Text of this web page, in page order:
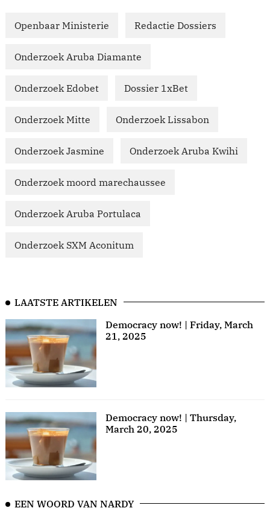
Openbaar Ministerie Redactie Dossiers
Onderzoek Aruba Diamante
Onderzoek Edobet Dossier 1xBet
Onderzoek Mitte Onderzoek Lissabon
Onderzoek Jasmine Onderzoek Aruba Kwihi
Onderzoek moord marechaussee
Onderzoek Aruba Portulaca
Onderzoek SXM Aconitum
LAATSTE ARTIKELEN
Democracy now! | Friday, March
21, 2025
Democracy now! | Thursday,
March 20, 2025
EEN WOORD VAN NARDY